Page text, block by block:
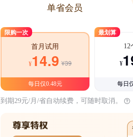
单省会员
限购一次
首月试用
¥14.9 ¥39
每日仅0.48元
最划算
12
¥
每日
到期29元/月/省自动续费，可随时取消。